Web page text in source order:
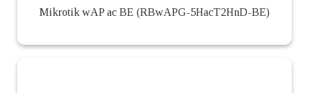
Mikrotik wAP ac BE (RBwAPG-5HacT2HnD-BE)